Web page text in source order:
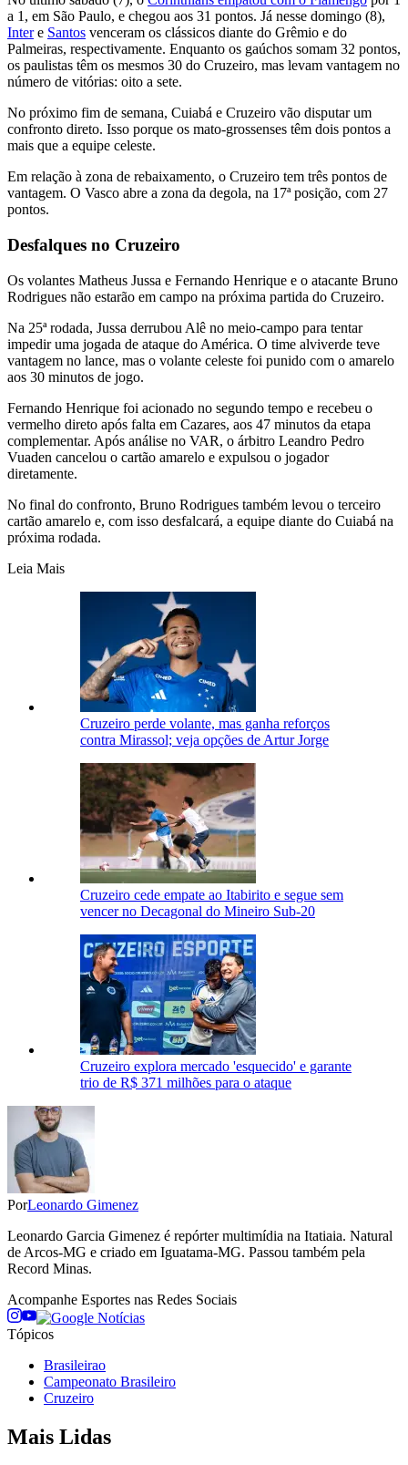
a 1, em São Paulo, e chegou aos 31 pontos. Já nesse domingo (8),
Intere Santos venceram os clássicos diante do Grêmio e do
Palmeiras, respectivamente. Enquanto os gaúchos somam 32 pontos,
os paulistas têm os mesmos 30 do Cruzeiro, mas levam vantagem no
número de vitórias: oito a sete.
No próximo fim de semana, Cuiabá e Cruzeiro vão disputar um
confronto direto. Isso porque os mato-grossenses têm dois pontos a
mais que a equipe celeste.
Em relação à zona de rebaixamento, o Cruzeiro tem três pontos de
vantagem. O Vasco abre a zona da degola, na 17ª posição, com 27
pontos.
Desfalques no Cruzeiro
Os volantes Matheus Jussa e Fernando Henrique e o atacante Bruno
Rodrigues não estarão em campo na próxima partida do Cruzeiro.
Na 25ª rodada, Jussa derrubou Alê no meio-campo para tentar
impedir uma jogada de ataque do América. O time alviverde teve
vantagem no lance, mas o volante celeste foi punido com o amarelo
aos 30 minutos de jogo.
Fernando Henrique foi acionado no segundo tempo e recebeu o
vermelho direto após falta em Cazares, aos 47 minutos da etapa
complementar. Após análise no VAR, o árbitro Leandro Pedro
Vuaden cancelou o cartão amarelo e expulsou o jogador
diretamente.
No final do confronto, Bruno Rodrigues também levou o terceiro
cartão amarelo e, com isso desfalcará, a equipe diante do Cuiabá na
próxima rodada.
Leia Mais
Cruzeiro perde volante, mas ganha reforços
contra Mirassol; veja opções de Artur Jorge
Cruzeiro cede empate ao Itabirito e segue sem
vencer no Decagonal do Mineiro Sub-20
Cruzeiro explora mercado 'esquecido' e garante
trio de R$ 371 milhões para o ataque
PorLeonardo Gimenez
Leonardo Garcia Gimenez é repórter multimídia na Itatiaia. Natural
de Arcos-MG e criado em Iguatama-MG. Passou também pela
Record Minas.
Acompanhe Esportes nas Redes Sociais
Tópicos
Brasileirao
Campeonato Brasileiro
Cruzeiro
Mais Lidas